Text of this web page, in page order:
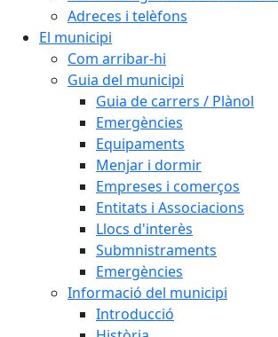
Adreces i telèfons
El municipi
Com arribar-hi
Guia del municipi
Guia de carrers / Plànol
Emergències
Equipaments
Menjar i dormir
Empreses i comerços
Entitats i Associacions
Llocs d'interès
Submnistraments
Emergències
Informació del municipi
Introducció